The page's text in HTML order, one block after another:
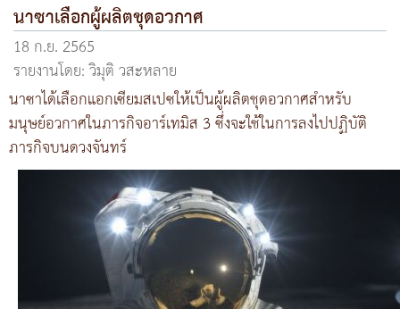
นาซาเลือกผู้ผลิตชุดอวกาศ
18 ก.ย. 2565
รายงานโดย: วิมุติ วสะหลาย
นาซาได้เลือกแอกเซียมสเปซให้เป็นผู้ผลิตชุดอวกาศสำหรับ
มนุษย์อวกาศในภารกิจอาร์เทมิส 3 ซึ่งจะใช้ในการลงไปปฏิบัติ
ภารกิจบนดวงจันทร์